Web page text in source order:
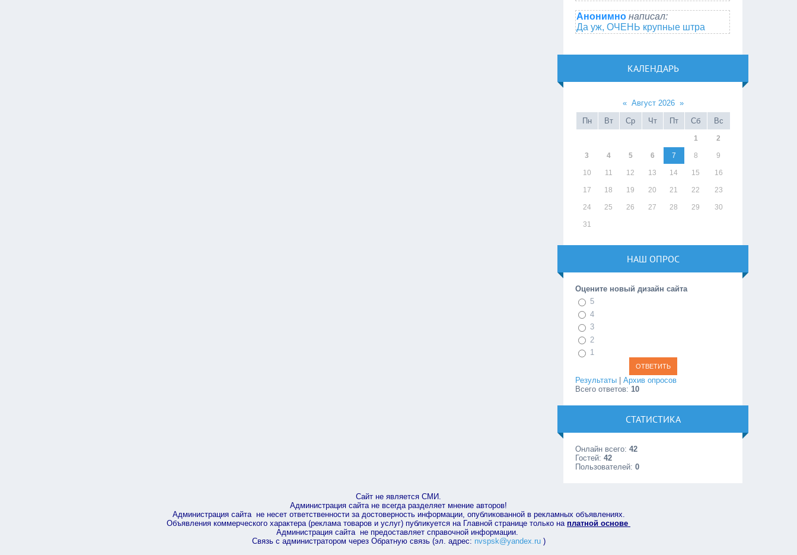
Анонимно написал:
Да уж, ОЧЕНЬ крупные штра
КАЛЕНДАРЬ
« Август 2026 »
Пн
Вт Ср Чт Пт Сб Вс
1 2
3 4 5 6 7 8 9
10 11 12 13 14 15 16
17 18 19 20 21 22 23
24 25 26 27 28 29 30
31
НАШ ОПРОС
Оцените новый дизайн сайта
5
4
3
2
1
Результаты |Архив опросов
Всего ответов: 10
СТАТИСТИКА
Онлайн всего:42
Гостей:42
Пользователей:0
Сайт не является СМИ.
Администрация сайта не всегда разделяет мнение авторов!
Администрация сайта не несет ответственности за достоверность информации, опубликованной в рекламных объявлениях.
Объявления коммерческого характера (реклама товаров и услуг) публикуется на Главной странице только на платной основе
Администрация сайта не предоставляет справочной информации.
Связь с администратором через Обратную связь (эл. адрес: nvspsk@yandex.ru)